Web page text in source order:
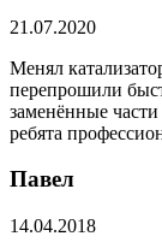
21.07.2020
Менял
перепрошили
заменённые
ребята
Павел
14.04.2018